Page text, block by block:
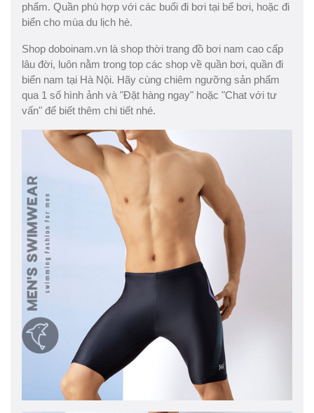
phẩm. Quần phù hợp với các buổi đi bơi tại bể bơi, hoặc đi
biển cho mùa du lịch hè.
Shop doboinam.vn là shop thời trang đồ bơi nam cao cấp
lâu đời, luôn nằm trong top các shop về quần bơi, quần đi
biển nam tại Hà Nội. Hãy cùng chiêm ngưỡng sản phẩm
qua 1 số hình ảnh và "Đặt hàng ngay" hoặc "Chat với tư
vấn" để biết thêm chi tiết nhé.